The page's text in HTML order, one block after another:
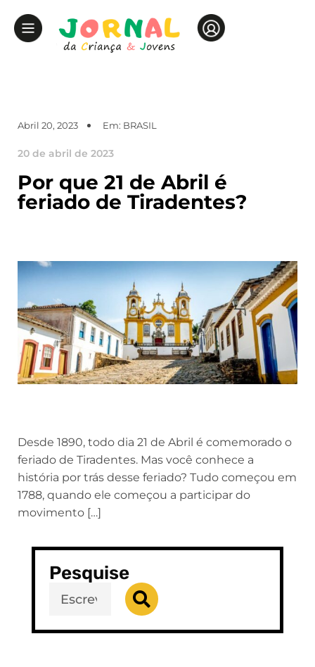
Abril 20, 2023 Em: BRASIL
20 de abril de 2023
Por que 21 de Abril é
feriado de Tiradentes?
Desde 1890, todo dia 21 de Abril é comemorado o
feriado de Tiradentes. Mas você conhece a
história por trás desse feriado? Tudo começou em
1788, quando ele começou a participar do
movimento […]
Pesquise